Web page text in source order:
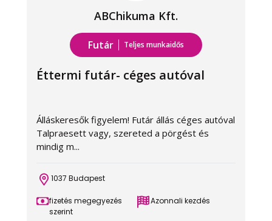
ABChikuma Kft.
Futár Teljes munkaidős
Éttermi futár- céges autóval
Álláskeresők figyelem! Futár állás céges autóval
Talpraesett vagy, szereted a pörgést és
mindig m...
1037 Budapest
fizetés megegyezés
szerint
Azonnali kezdés